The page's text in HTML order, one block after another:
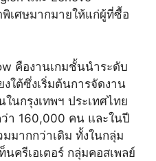
เศษมากมายให้แก่ผู้ที่ซื้อ
คืองานเกมชั้นนำระดับ
ใต้ซึ่งเริ่มต้นการจัดงาน
นกรุงเทพฯ ประเทศไทย
า 160,000 คน และในปี
มากกว่าเดิม ทั้งในกลุ่ม
นครีเอเตอร์ กลุ่มคอสเพลย์